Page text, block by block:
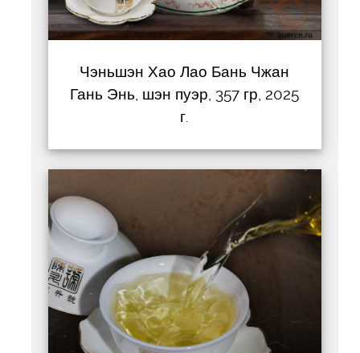
Чэньшэн Хао Лао Бань Чжан
Гань Энь, шэн пуэр, 357 гр, 2025
г.